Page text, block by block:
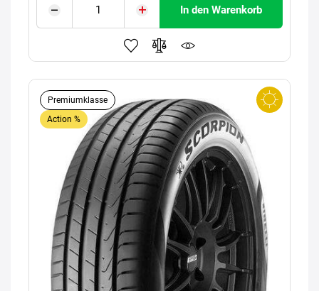
In den Warenkorb
Premiumklasse
Action %